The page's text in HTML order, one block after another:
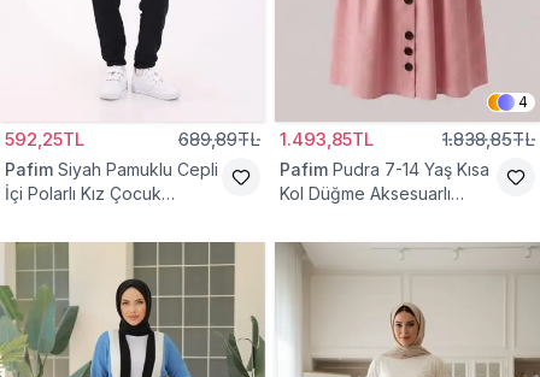
592,25TL 689,89TL
Pafim Siyah Pamuklu Cepli
İçi Polarlı Kız Çocuk
4
1.493,85TL 1.838,85TL
Pafim Pudra 7-14 Yaş Kısa
Kol Düğme Aksesuarlı